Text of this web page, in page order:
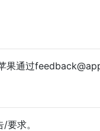
果通过
要求。